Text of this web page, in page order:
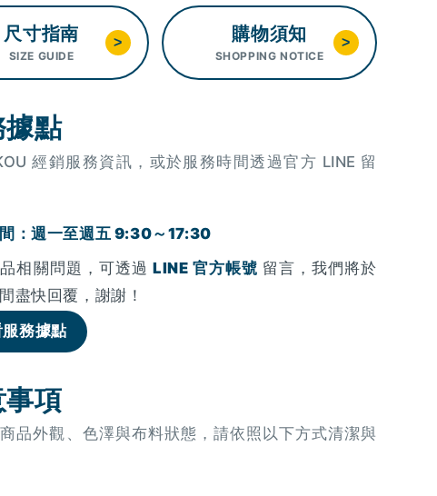
尺寸指南
SIZE GUIDE
> 購物須知
SHOPPING NOTICE
>
點
經銷服務資訊，或於服務時間透過官方 LINE 留
：週一至週五 9:30～17:30
相關問題，可透過LINE 官方帳號 留言，我們將於
盡快回覆，謝謝！
務據點
項
品外觀、色澤與布料狀態，請依照以下方式清潔與